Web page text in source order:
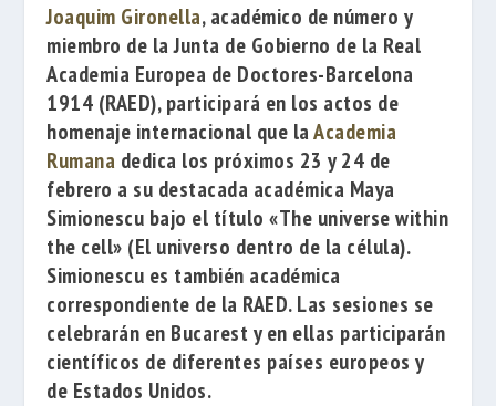
Joaquim Gironella, académico de número y
miembro de la Junta de Gobierno de la Real
Academia Europea de Doctores-Barcelona
1914 (RAED), participará en los actos de
homenaje internacional que laAcademia
Rumana dedica los próximos 23 y 24 de
febrero a su destacada académica Maya
Simionescu bajo el título«The universe within
the cell» (El universo dentro de la célula).
Simionescu es también académica
correspondiente de la RAED. Las sesiones se
celebrarán en Bucarest y en ellas participarán
científicos de diferentes países europeos y
de Estados Unidos.